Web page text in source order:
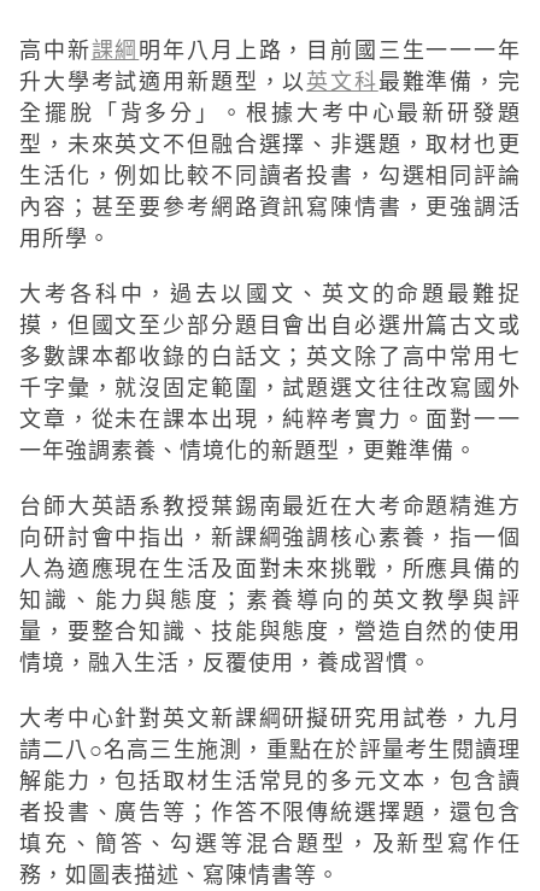
高中新課綱明年八月上路，目前國三生一一一年
升大學考試適用新題型，以英文科最難準備，完
全擺脫「背多分」。根據大考中心最新研發題
型，未來英文不但融合選擇、非選題，取材也更
生活化，例如比較不同讀者投書，勾選相同評論
內容；甚至要參考網路資訊寫陳情書，更強調活
用所學。
大考各科中，過去以國文、英文的命題最難捉
摸，但國文至少部分題目會出自必選卅篇古文或
多數課本都收錄的白話文；英文除了高中常用七
千字彙，就沒固定範圍，試題選文往往改寫國外
文章，從未在課本出現，純粹考實力。面對一一
一年強調素養、情境化的新題型，更難準備。
台師大英語系教授葉錫南最近在大考命題精進方
向研討會中指出，新課綱強調核心素養，指一個
人為適應現在生活及面對未來挑戰，所應具備的
知識、能力與態度；素養導向的英文教學與評
量，要整合知識、技能與態度，營造自然的使用
情境，融入生活，反覆使用，養成習慣。
大考中心針對英文新課綱研擬研究用試卷，九月
請二八○名高三生施測，重點在於評量考生閱讀理
解能力，包括取材生活常見的多元文本，包含讀
者投書、廣告等；作答不限傳統選擇題，還包含
填充、簡答、勾選等混合題型，及新型寫作任
務，如圖表描述、寫陳情書等。